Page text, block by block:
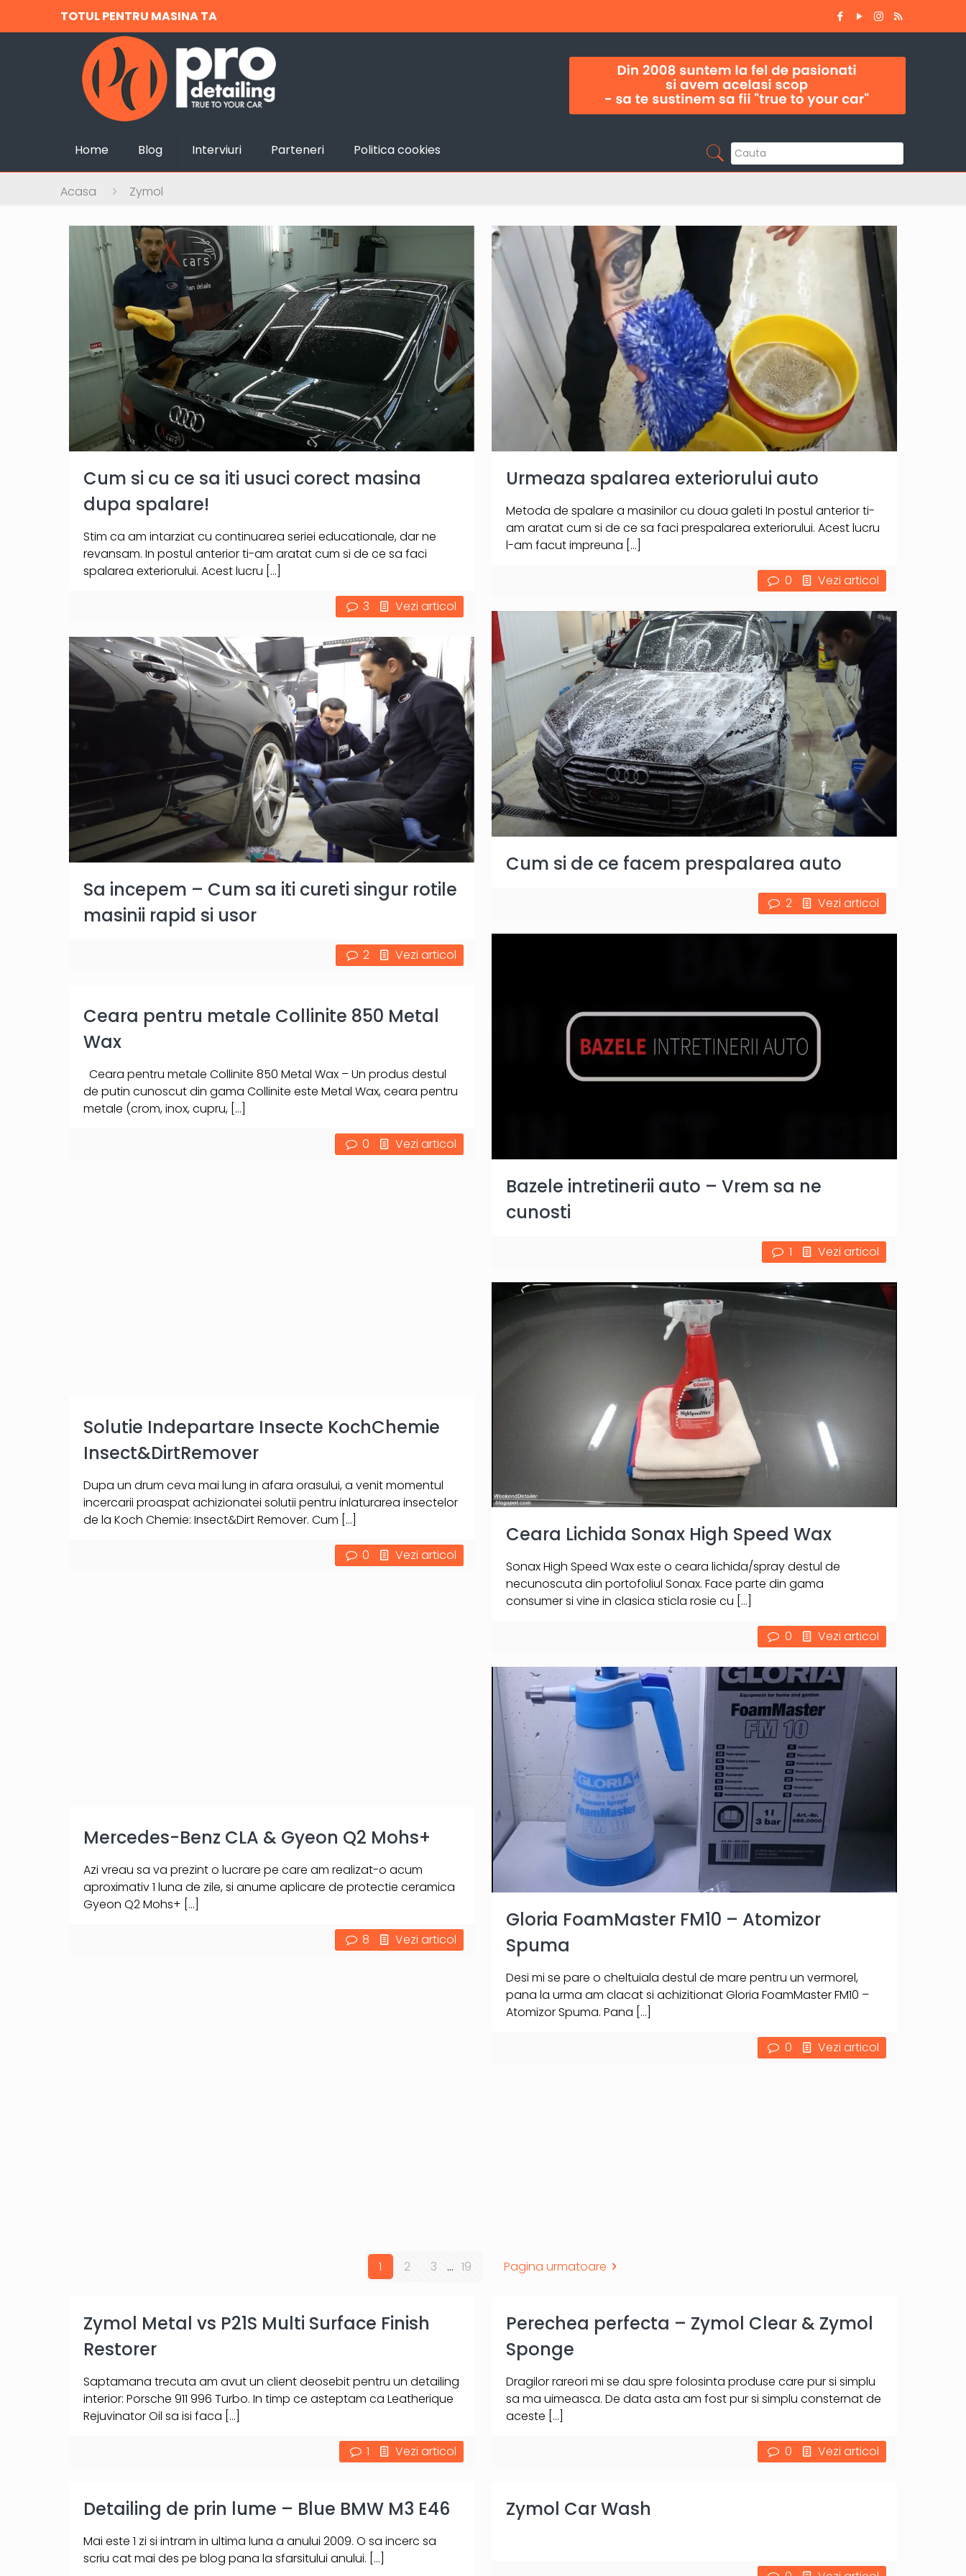
TOTUL PENTRU MASINA TA
Home Blog Interviuri Parteneri Politica cookies
Acasa Zymol
Cum si cu ce sa iti usuci corect masina
dupa spalare!
Stim ca am intarziat cu continuarea seriei educationale, dar ne
revansam. In postul anterior ti-am aratat cum si de ce sa faci
spalarea exteriorului. Acest lucru […]
3 Vezi articol
Urmeaza spalarea exteriorului auto
Metoda de spalare a masinilor cu doua galeti In postul anterior ti-
am aratat cum si de ce sa faci prespalarea exteriorului. Acest lucru
l-am facut impreuna […]
0 Vezi articol
Cum si de ce facem prespalarea auto
2 Vezi articol
Sa incepem – Cum sa iti cureti singur rotile
masinii rapid si usor
2 Vezi articol
Bazele intretinerii auto – Vrem sa ne
cunosti
1 Vezi articol
Ceara pentru metale Collinite 850 Metal
Wax
Ceara pentru metale Collinite 850 Metal Wax – Un produs destul
de putin cunoscut din gama Collinite este Metal Wax, ceara pentru
metale (crom, inox, cupru,[…]
0 Vezi articol
Ceara Lichida Sonax High Speed Wax
Sonax High Speed Wax este o ceara lichida/spray destul de
necunoscuta din portofoliul Sonax. Face parte din gama
consumer si vine in clasica sticla rosie cu […]
0 Vezi articol
Solutie Indepartare Insecte KochChemie
Insect&DirtRemover
Dupa un drum ceva mai lung in afara orasului, a venit momentul
incercarii proaspat achizionatei solutii pentru inlaturarea insectelor
de la Koch Chemie: Insect&Dirt Remover. Cum […]
0 Vezi articol
Gloria FoamMaster FM10 – Atomizor
Spuma
Desi mi se pare o cheltuiala destul de mare pentru un vermorel,
pana la urma am clacat si achizitionat Gloria FoamMaster FM10 –
Atomizor Spuma. Pana […]
0 Vezi articol
Mercedes-Benz CLA & Gyeon Q2 Mohs+
Azi vreau sa va prezint o lucrare pe care am realizat-o acum
aproximativ 1 luna de zile, si anume aplicare de protectie ceramica
Gyeon Q2 Mohs+ […]
8 Vezi articol
1 2 3 ... 19 Pagina urmatoare
Zymol Metal vs P21S Multi Surface Finish
Restorer
Saptamana trecuta am avut un client deosebit pentru un detailing
interior: Porsche 911 996 Turbo. In timp ce asteptam ca Leatherique
Rejuvinator Oil sa isi faca […]
1 Vezi articol
Perechea perfecta – Zymol Clear & Zymol
Sponge
Dragilor rareori mi se dau spre folosinta produse care pur si simplu
sa ma uimeasca. De data asta am fost pur si simplu consternat de
aceste […]
0 Vezi articol
Detailing de prin lume – Blue BMW M3 E46
Mai este 1 zi si intram in ultima luna a anului 2009. O sa incerc sa
scriu cat mai des pe blog pana la sfarsitului anului. […]
Zymol Car Wash